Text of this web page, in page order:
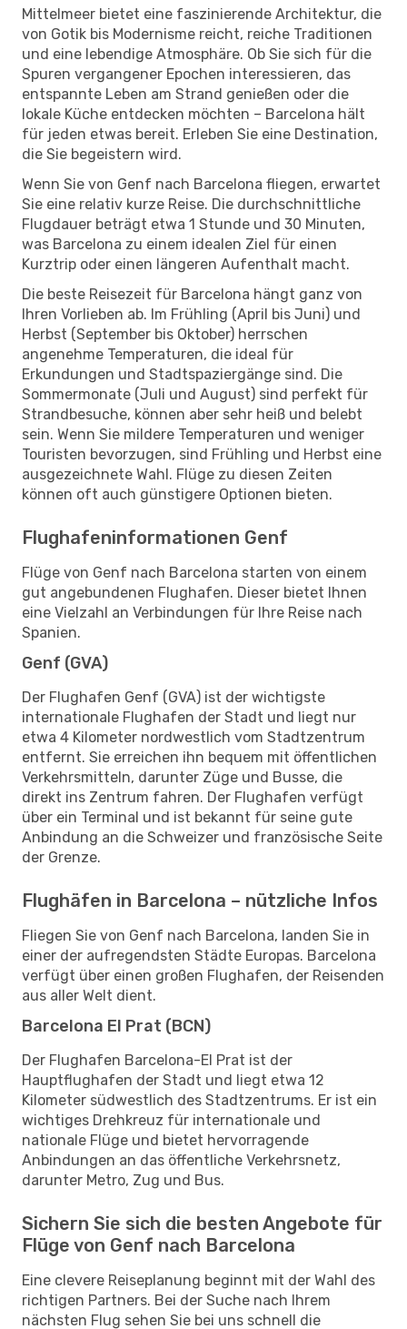
Mittelmeer bietet eine faszinierende Architektur, die
von Gotik bis Modernisme reicht, reiche Traditionen
und eine lebendige Atmosphäre. Ob Sie sich für die
Spuren vergangener Epochen interessieren, das
entspannte Leben am Strand genießen oder die
lokale Küche entdecken möchten – Barcelona hält
für jeden etwas bereit. Erleben Sie eine Destination,
die Sie begeistern wird.
Wenn Sie von Genf nach Barcelona fliegen, erwartet
Sie eine relativ kurze Reise. Die durchschnittliche
Flugdauer beträgt etwa 1 Stunde und 30 Minuten,
was Barcelona zu einem idealen Ziel für einen
Kurztrip oder einen längeren Aufenthalt macht.
Die beste Reisezeit für Barcelona hängt ganz von
Ihren Vorlieben ab. Im Frühling (April bis Juni) und
Herbst (September bis Oktober) herrschen
angenehme Temperaturen, die ideal für
Erkundungen und Stadtspaziergänge sind. Die
Sommermonate (Juli und August) sind perfekt für
Strandbesuche, können aber sehr heiß und belebt
sein. Wenn Sie mildere Temperaturen und weniger
Touristen bevorzugen, sind Frühling und Herbst eine
ausgezeichnete Wahl. Flüge zu diesen Zeiten
können oft auch günstigere Optionen bieten.
Flughafeninformationen Genf
Flüge von Genf nach Barcelona starten von einem
gut angebundenen Flughafen. Dieser bietet Ihnen
eine Vielzahl an Verbindungen für Ihre Reise nach
Spanien.
Genf (GVA)
Der Flughafen Genf (GVA) ist der wichtigste
internationale Flughafen der Stadt und liegt nur
etwa 4 Kilometer nordwestlich vom Stadtzentrum
entfernt. Sie erreichen ihn bequem mit öffentlichen
Verkehrsmitteln, darunter Züge und Busse, die
direkt ins Zentrum fahren. Der Flughafen verfügt
über ein Terminal und ist bekannt für seine gute
Anbindung an die Schweizer und französische Seite
der Grenze.
Flughäfen in Barcelona – nützliche Infos
Fliegen Sie von Genf nach Barcelona, landen Sie in
einer der aufregendsten Städte Europas. Barcelona
verfügt über einen großen Flughafen, der Reisenden
aus aller Welt dient.
Barcelona El Prat (BCN)
Der Flughafen Barcelona-El Prat ist der
Hauptflughafen der Stadt und liegt etwa 12
Kilometer südwestlich des Stadtzentrums. Er ist ein
wichtiges Drehkreuz für internationale und
nationale Flüge und bietet hervorragende
Anbindungen an das öffentliche Verkehrsnetz,
darunter Metro, Zug und Bus.
Sichern Sie sich die besten Angebote für
Flüge von Genf nach Barcelona
Eine clevere Reiseplanung beginnt mit der Wahl des
richtigen Partners. Bei der Suche nach Ihrem
nächsten Flug sehen Sie bei uns schnell die